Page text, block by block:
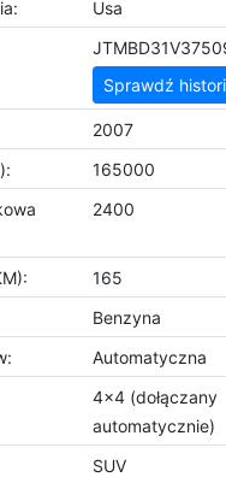
Usa
Sprawdź
2007
165000
2400
165
Benzyna
Automatyczna
4x4 (dołączany
automatycznie)
SUV